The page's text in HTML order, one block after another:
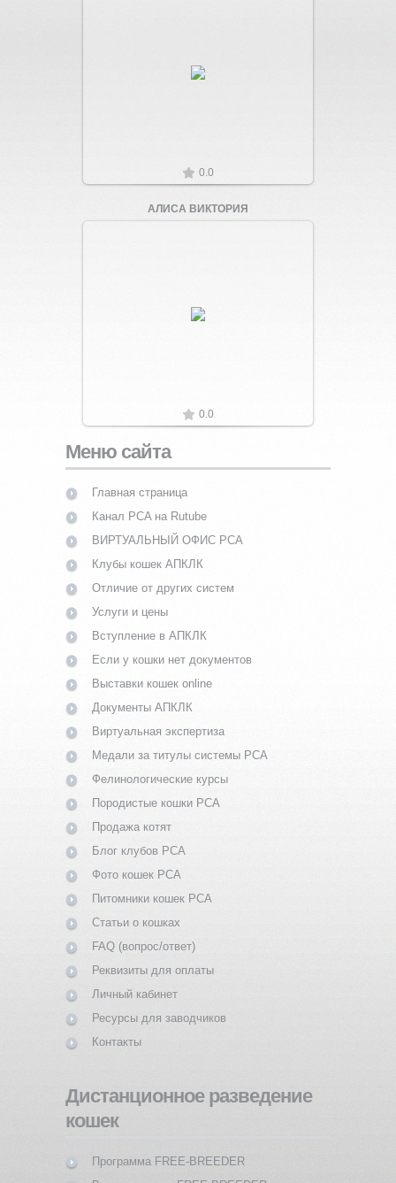
Увеличить
0.0
АЛИСА ВИКТОРИЯ
Увеличить
0.0
Меню сайта
Главная страница
Канал PCA на Rutube
ВИРТУАЛЬНЫЙ ОФИС PCA
Клубы кошек АПКЛК
Отличие от других систем
Услуги и цены
Вступление в АПКЛК
Если у кошки нет документов
Выставки кошек online
Документы АПКЛК
Виртуальная экспертиза
Медали за титулы системы PCA
Фелинологические курсы
Породистые кошки PCA
Продажа котят
Блог клубов PCA
Фото кошек PCA
Питомники кошек PCA
Статьи о кошках
FAQ (вопрос/ответ)
Реквизиты для оплаты
Личный кабинет
Ресурсы для заводчиков
Контакты
Дистанционное разведение
кошек
Программа FREE-BREEDER